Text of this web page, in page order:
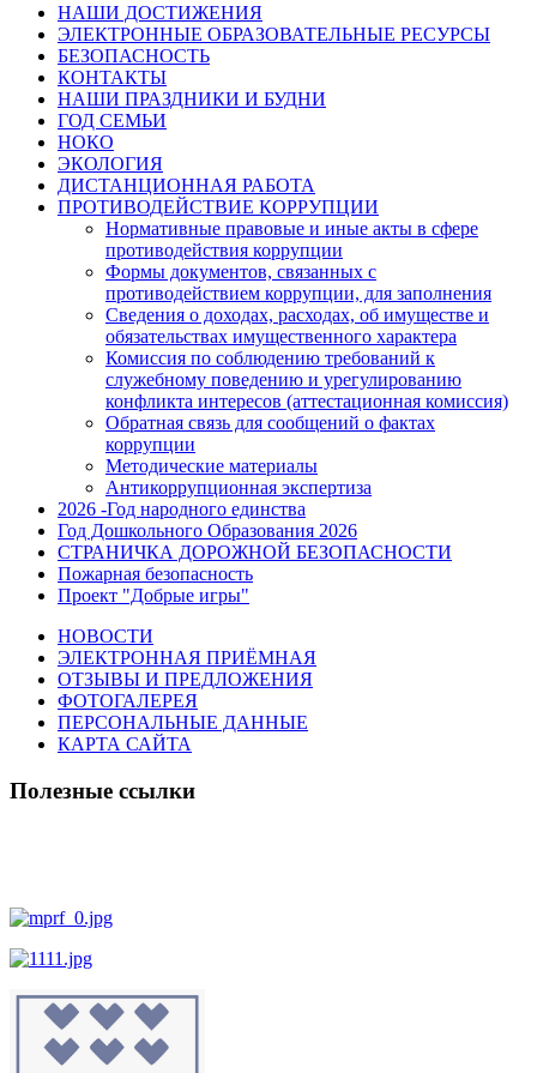
НАШИ ДОСТИЖЕНИЯ
ЭЛЕКТРОННЫЕ ОБРАЗОВАТЕЛЬНЫЕ РЕСУРСЫ
БЕЗОПАСНОСТЬ
КОНТАКТЫ
НАШИ ПРАЗДНИКИ И БУДНИ
ГОД СЕМЬИ
НОКО
ЭКОЛОГИЯ
ДИСТАНЦИОННАЯ РАБОТА
ПРОТИВОДЕЙСТВИЕ КОРРУПЦИИ
Нормативные правовые и иные акты в сфере
противодействия коррупции
Формы документов, связанных с
противодействием коррупции, для заполнения
Сведения о доходах, расходах, об имуществе и
обязательствах имущественного характера
Комиссия по соблюдению требований к
служебному поведению и урегулированию
конфликта интересов (аттестационная комиссия)
Обратная связь для сообщений о фактах
коррупции
Методические материалы
Антикоррупционная экспертиза
2026 -Год народного единства
Год Дошкольного Образования 2026
СТРАНИЧКА ДОРОЖНОЙ БЕЗОПАСНОСТИ
Пожарная безопасность
Проект "Добрые игры"
НОВОСТИ
ЭЛЕКТРОННАЯ ПРИЁМНАЯ
ОТЗЫВЫ И ПРЕДЛОЖЕНИЯ
ФОТОГАЛЕРЕЯ
ПЕРСОНАЛЬНЫЕ ДАННЫЕ
КАРТА САЙТА
Полезные ссылки